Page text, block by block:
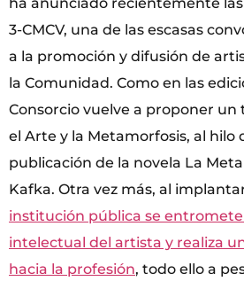
3-CMCV, una de las escasas
a la promoción y difusión de
la Comunidad. Como en las
Consorcio vuelve a proponer un
el Arte y la Metamorfosis, al hilo
publicación de la novela La
Kafka. Otra vez más, al
institución pública se
intelectual del artista y realiza
hacia la profesión, todo ello a